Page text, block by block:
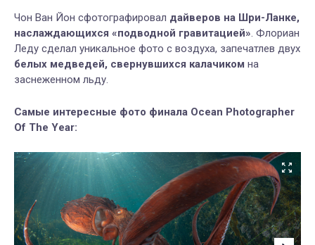
Чон Ван Йон сфотографировал дайверов на Шри-Ланке,
наслаждающихся «подводной гравитацией». Флориан
Леду сделал уникальное фото с воздуха, запечатлев двух
белых медведей, свернувшихся калачиком на
заснеженном льду.
Самые интересные фото финала Ocean Photographer
Of The Year: